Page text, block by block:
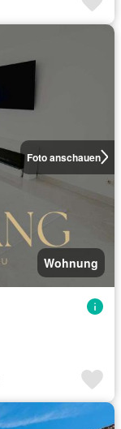
Foto anschauen
Wohnung